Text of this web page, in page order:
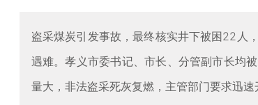
盗采煤炭引发事故，最终核实井下被困22人
遇难。孝义市委书记、市长、分管副市长均
量大，非法盗采死灰复燃，主管部门要求迅